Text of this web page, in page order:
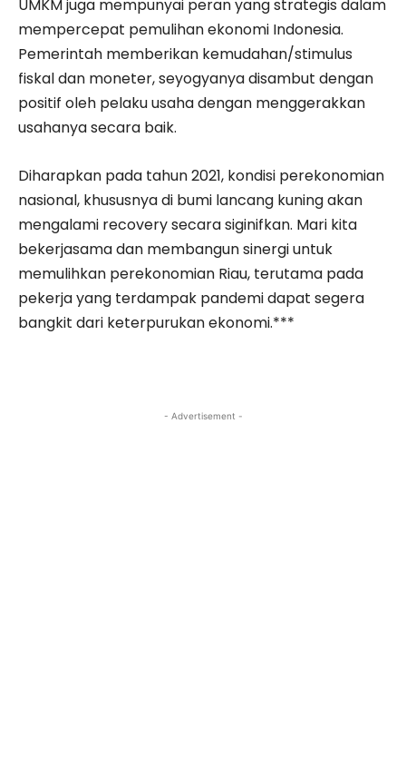
UMKM juga mempunyai peran yang strategis dalam
mempercepat pemulihan ekonomi Indonesia.
Pemerintah memberikan kemudahan/stimulus
fiskal dan moneter, seyogyanya disambut dengan
positif oleh pelaku usaha dengan menggerakkan
usahanya secara baik.
Diharapkan pada tahun 2021, kondisi perekonomian
nasional, khususnya di bumi lancang kuning akan
mengalami recovery secara siginifkan. Mari kita
bekerjasama dan membangun sinergi untuk
memulihkan perekonomian Riau, terutama pada
pekerja yang terdampak pandemi dapat segera
bangkit dari keterpurukan ekonomi.***
- Advertisement -